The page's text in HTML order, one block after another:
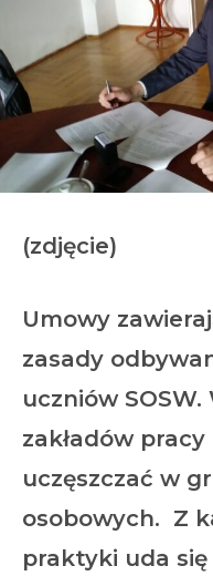
(zdjęcie)
Umowy
zasady
uczniów
zakładów
uczęszczać w
osobowych. Z
praktyki uda